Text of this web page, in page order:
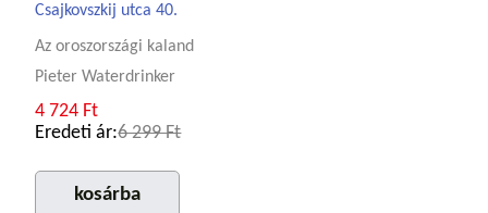
Csajkovszkij utca 40.
Az oroszországi kaland
Pieter Waterdrinker
4 724 Ft
Eredeti ár:6 299 Ft
kosárba